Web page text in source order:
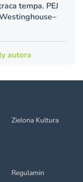
tempa. PEJ
autora
Zielona Kultura
Regulamin